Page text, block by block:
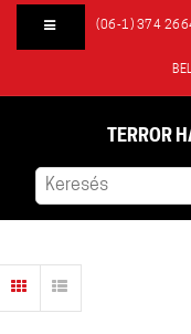
(06-1) 374
TERROR